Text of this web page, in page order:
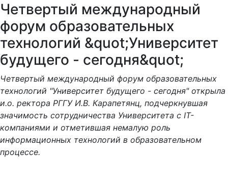
Четвертый международный
форум образовательных
технологий &quot;Университет
будущего - сегодня&quot;
Четвертый международный форум образовательных
технологий "Университет будущего - сегодня" открыла
и.о. ректора РГГУ И.В. Карапетянц, подчеркнувшая
значимость сотрудничества Университета с IT-
компаниями и отметившая немалую роль
информационных технологий в образовательном
процессе.